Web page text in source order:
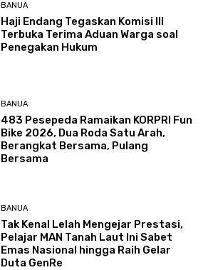
BANUA
Haji Endang Tegaskan Komisi III
Terbuka Terima Aduan Warga soal
Penegakan Hukum
BANUA
483 Pesepeda Ramaikan KORPRI Fun
Bike 2026, Dua Roda Satu Arah,
Berangkat Bersama, Pulang
Bersama
BANUA
Tak Kenal Lelah Mengejar Prestasi,
Pelajar MAN Tanah Laut Ini Sabet
Emas Nasional hingga Raih Gelar
Duta GenRe